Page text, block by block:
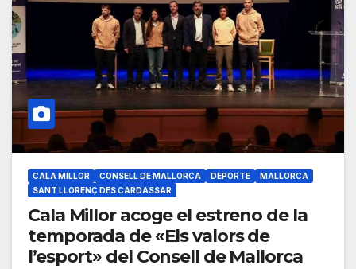
CALA MILLOR CONSELL DE MALLORCA DEPORTE
MALLORCA
SANT LLORENÇ DES CARDASSAR
Cala Millor acoge el estreno de la
temporada de «Els valors de
l’esport» del Consell de Mallorca